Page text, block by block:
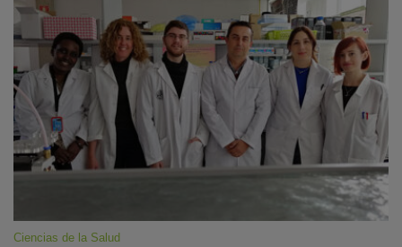
Ciencias de la Salud